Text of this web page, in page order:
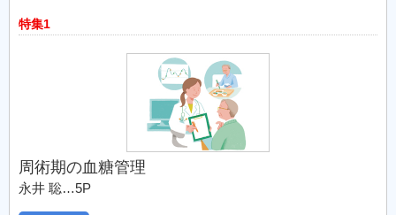
特集1
周術期の血糖管理
永井 聡…5P